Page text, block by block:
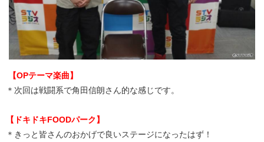
【OPテーマ楽曲】
＊次回は戦闘系で角田信朗さん的な感じです。
【ドキドキFOODパーク】
＊きっと皆さんのおかげで良いステージになったはず！